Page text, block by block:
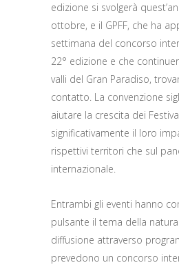
edizione si svolgerà
ottobre, e il GPFF, che ha
settimana del concorso
22° edizione e che
valli del Gran Paradiso,
contatto. La convenzione
aiutare la crescita dei
significativamente il loro
rispettivi territori che sul
internazionale.
Entrambi gli eventi hanno
pulsante il tema della
diffusione attraverso
prevedono un concorso